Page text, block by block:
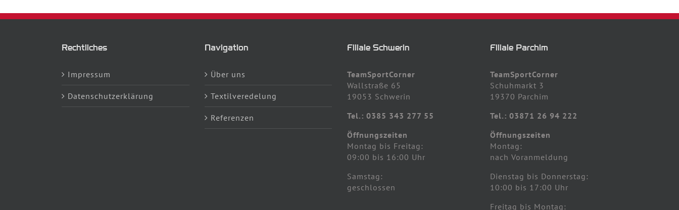
Rechtliches
Impressum
Datenschutzerklärung
Navigation
Über uns
Textilveredelung
Referenzen
Filiale Schwerin
TeamSportCorner
Wallstraße 65
19053 Schwerin
Tel.: 0385 343 277 55
Öffnungszeiten
Montag bis Freitag:
09:00 bis 16:00 Uhr
Samstag:
geschlossen
Filiale Parchim
TeamSportCorner
Schuhmarkt 3
19370 Parchim
Tel.: 03871 26 94 222
Öffnungszeiten
Montag:
nach Voranmeldung
Dienstag bis Donnerstag:
10:00 bis 17:00 Uhr
Freitag bis Montag: